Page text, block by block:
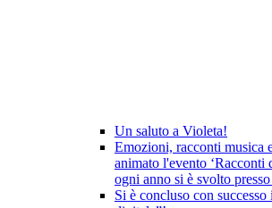
Un saluto a Violeta!
Emozioni, racconti musica
animato l'evento ‘Racconti
ogni anno si è svolto
Si è concluso con